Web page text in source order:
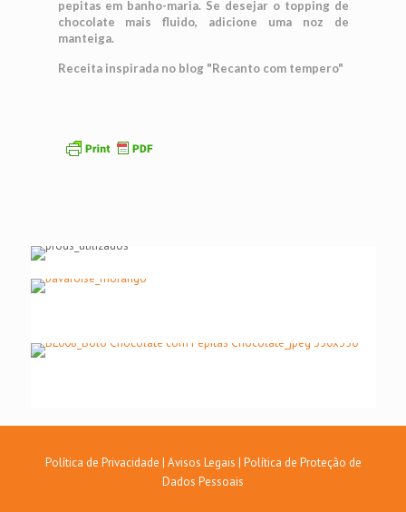
pepitas em banho-maria. Se desejar o topping de
chocolate mais fluido, adicione uma noz de
manteiga.
Receita inspirada no blog "Recanto com tempero"
Política de Privacidade | Avisos Legais | Política de Proteção de
Dados Pessoais